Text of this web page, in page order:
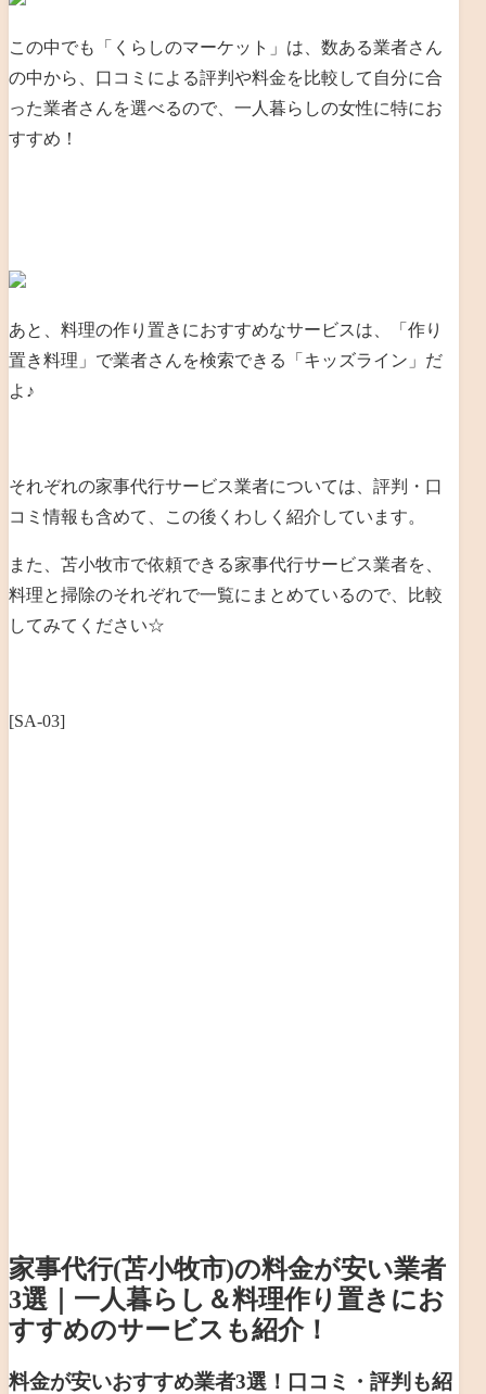
この中でも「くらしのマーケット」は、数ある業者さん
の中から、口コミによる評判や料金を比較して自分に合
った業者さんを選べるので、一人暮らしの女性に特にお
すすめ！
あと、料理の作り置きにおすすめなサービスは、「作り
置き料理」で業者さんを検索できる「キッズライン」だ
よ♪
それぞれの家事代行サービス業者については、評判・口
コミ情報も含めて、この後くわしく紹介しています。
また、苫小牧市で依頼できる家事代行サービス業者を、
料理と掃除のそれぞれで一覧にまとめているので、比較
してみてください☆
[SA-03]
家事代行(苫小牧市)の料金が安い業者
3選｜一人暮らし＆料理作り置きにお
すすめのサービスも紹介！
料金が安いおすすめ業者3選！口コミ・評判も紹